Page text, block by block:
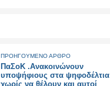
ΠΡΟΗΓΟΥΜΕΝΟ ΑΡΘΡΟ
ΠαΣοΚ .Ανακοινώνουν
υποψήφιους στα ψηφοδέλτια
χωρίς να θέλουν και αυτοί